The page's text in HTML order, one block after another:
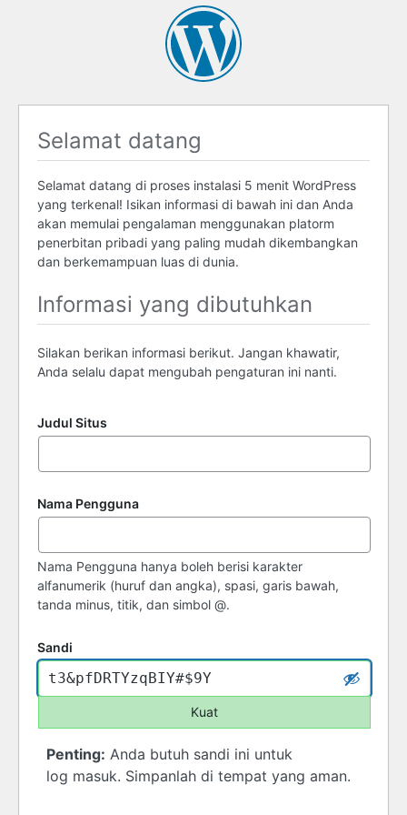
Selamat datang
Selamat datang di proses instalasi 5 menit WordPress
yang terkenal! Isikan informasi di bawah ini dan Anda
akan memulai pengalaman menggunakan platorm
penerbitan pribadi yang paling mudah dikembangkan
dan berkemampuan luas di dunia.
Informasi yang dibutuhkan
Silakan berikan informasi berikut. Jangan khawatir,
Anda selalu dapat mengubah pengaturan ini nanti.
Judul Situs
Nama Pengguna
Nama Pengguna hanya boleh berisi karakter
alfanumerik (huruf dan angka), spasi, garis bawah,
tanda minus, titik, dan simbol @.
Sandi
Kuat
Penting: Anda butuh sandi ini untuk
log masuk. Simpanlah di tempat yang aman.